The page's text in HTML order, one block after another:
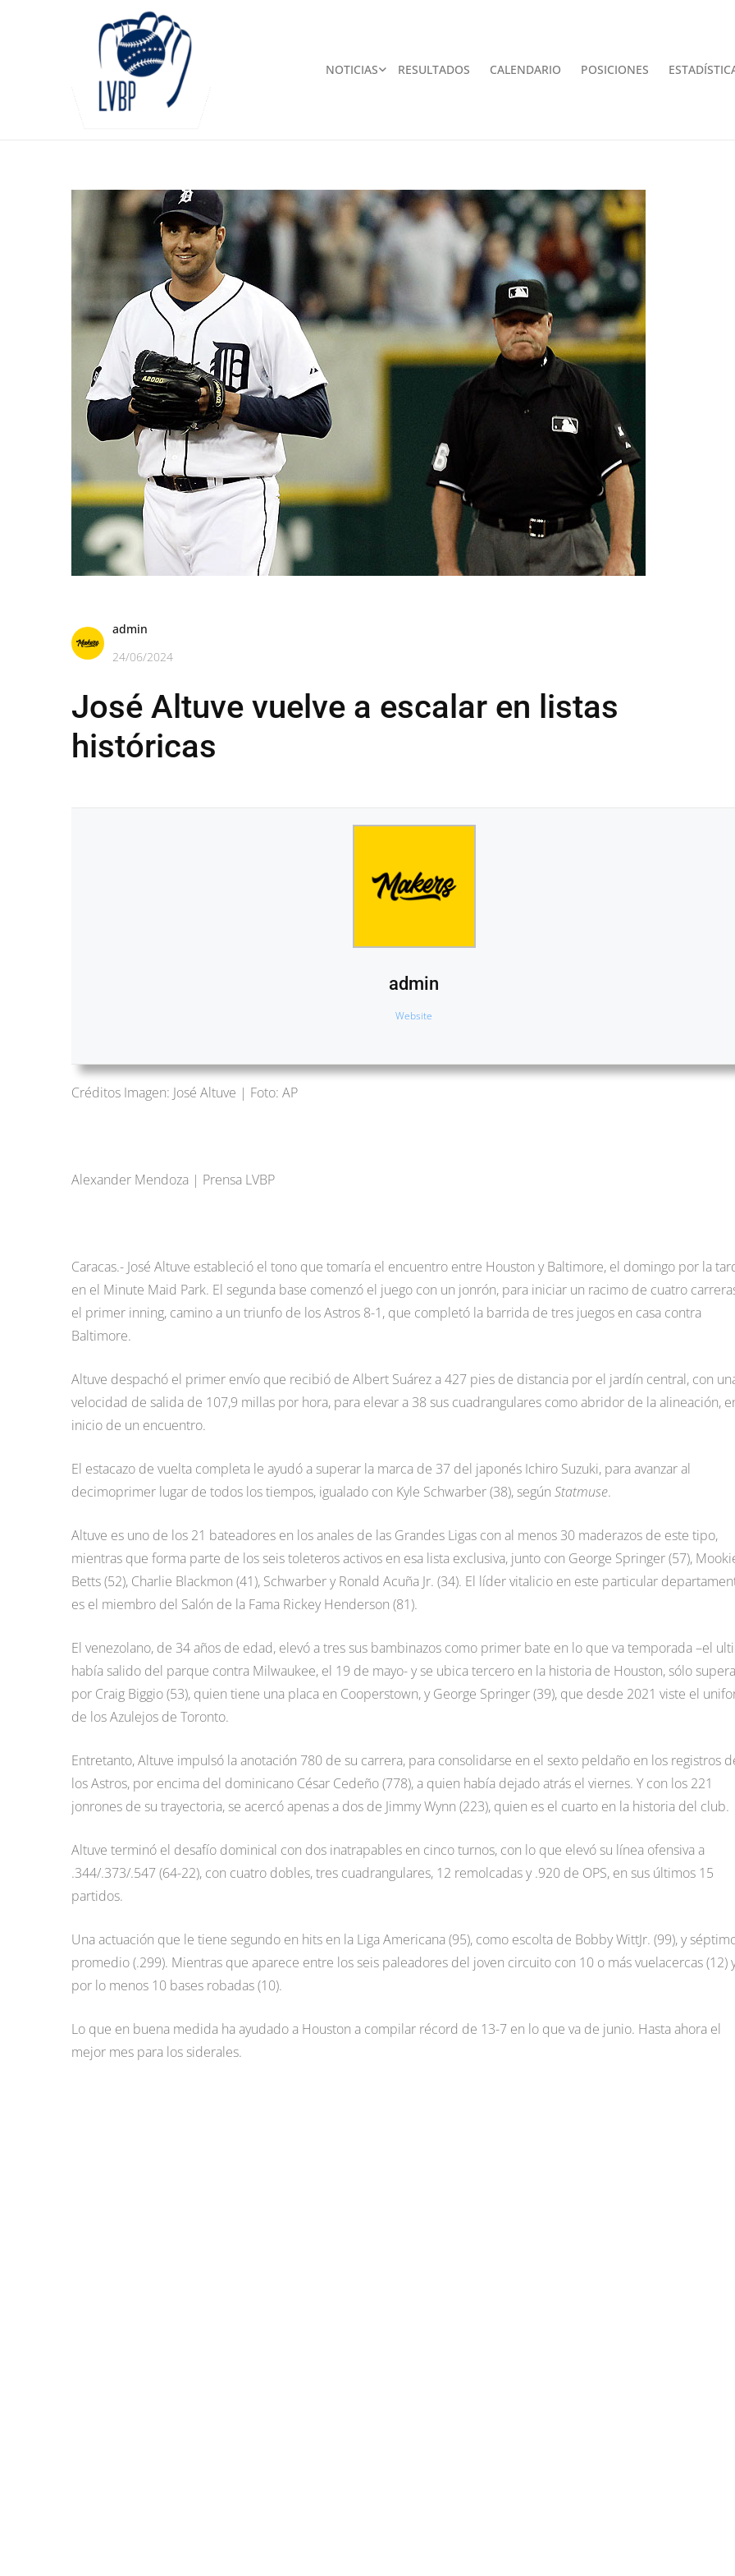
NOTICIAS RESULTADOS CALENDARIO POSICIONES
admin
24/06/2024
José Altuve vuelve a escalar en listas
históricas
admin
Website
Créditos Imagen: José Altuve | Foto: AP
Alexander Mendoza | Prensa LVBP
Caracas.- José Altuve estableció el tono que tomaría el encuentro entre Houston y Baltimore, el domingo por la
en el Minute Maid Park. El segunda base comenzó el juego con un jonrón, para iniciar un racimo de cuatro
el primer inning, camino a un triunfo de los Astros 8-1, que completó la barrida de tres juegos en casa contra
Baltimore.
Altuve despachó el primer envío que recibió de Albert Suárez a 427 pies de distancia por el jardín central, con
velocidad de salida de 107,9 millas por hora, para elevar a 38 sus cuadrangulares como abridor de la alineación,
inicio de un encuentro.
El estacazo de vuelta completa le ayudó a superar la marca de 37 del japonés Ichiro Suzuki, para avanzar al
decimoprimer lugar de todos los tiempos, igualado con Kyle Schwarber (38), según Statmuse.
Altuve es uno de los 21 bateadores en los anales de las Grandes Ligas con al menos 30 maderazos de este tipo,
mientras que forma parte de los seis toleteros activos en esa lista exclusiva, junto con George Springer (57),
Betts (52), Charlie Blackmon (41), Schwarber y Ronald Acuña Jr. (34). El líder vitalicio en este particular
es el miembro del Salón de la Fama Rickey Henderson (81).
El venezolano, de 34 años de edad, elevó a tres sus bambinazos como primer bate en lo que va temporada –el
había salido del parque contra Milwaukee, el 19 de mayo- y se ubica tercero en la historia de Houston, sólo
por Craig Biggio (53), quien tiene una placa en Cooperstown, y George Springer (39), que desde 2021 viste el
de los Azulejos de Toronto.
Entretanto, Altuve impulsó la anotación 780 de su carrera, para consolidarse en el sexto peldaño en los registros
los Astros, por encima del dominicano César Cedeño (778), a quien había dejado atrás el viernes. Y con los 221
jonrones de su trayectoria, se acercó apenas a dos de Jimmy Wynn (223), quien es el cuarto en la historia del club.
Altuve terminó el desafío dominical con dos inatrapables en cinco turnos, con lo que elevó su línea ofensiva a
.344/.373/.547 (64-22), con cuatro dobles, tres cuadrangulares, 12 remolcadas y .920 de OPS, en sus últimos 15
partidos.
Una actuación que le tiene segundo en hits en la Liga Americana (95), como escolta de Bobby WittJr. (99), y
promedio (.299). Mientras que aparece entre los seis paleadores del joven circuito con 10 o más vuelacercas (12)
por lo menos 10 bases robadas (10).
Lo que en buena medida ha ayudado a Houston a compilar récord de 13-7 en lo que va de junio. Hasta ahora el
mejor mes para los siderales.